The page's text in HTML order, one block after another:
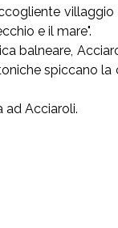
e il mare".
balneare,
spiccano
ad Acciaroli.